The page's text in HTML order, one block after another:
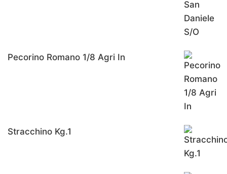
Pecorino Romano 1/8 Agri In
Stracchino Kg.1